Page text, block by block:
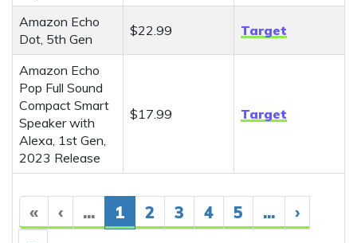
« ‹ ... 1 2 3 4 5 ...
›
Amazon Echo
Dot, 5th Gen
$22.99 Target
Amazon Echo
Pop Full Sound
Compact Smart
Speaker with
Alexa, 1st Gen,
2023 Release
$17.99 Target